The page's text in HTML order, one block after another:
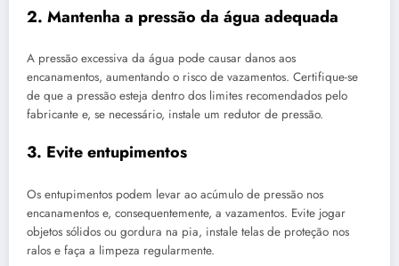
2. Mantenha a pressão da água adequada
A pressão excessiva da água pode causar danos aos
encanamentos, aumentando o risco de vazamentos. Certifique-se
de que a pressão esteja dentro dos limites recomendados pelo
fabricante e, se necessário, instale um redutor de pressão.
3. Evite entupimentos
Os entupimentos podem levar ao acúmulo de pressão nos
encanamentos e, consequentemente, a vazamentos. Evite jogar
objetos sólidos ou gordura na pia, instale telas de proteção nos
ralos e faça a limpeza regularmente.